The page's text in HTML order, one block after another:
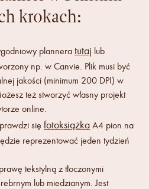
krokach:
plannera tutaj lub
np. w Canvie. Plik musi być
jakości (minimum 200 DPI) w
też stworzyć własny projekt
online.
się fotoksiążka A4 pion na
reprezentować jeden tydzień
tekstylną z tłoczonymi
lub miedzianym. Jest